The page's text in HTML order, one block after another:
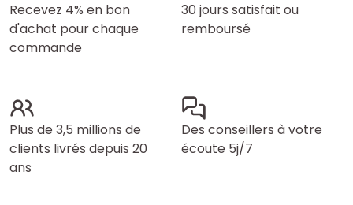
Recevez 4% en bon
d'achat pour chaque
commande
30 jours satisfait ou
remboursé
Plus de 3,5 millions de
clients livrés depuis 20
ans
Des conseillers à votre
écoute 5j/7